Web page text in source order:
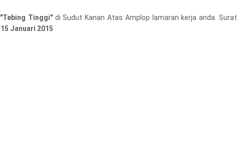
"Tebing Tinggi"di Sudut Kanan Atas Amplop lamaran kerja anda. Surat
15 Januari 2015